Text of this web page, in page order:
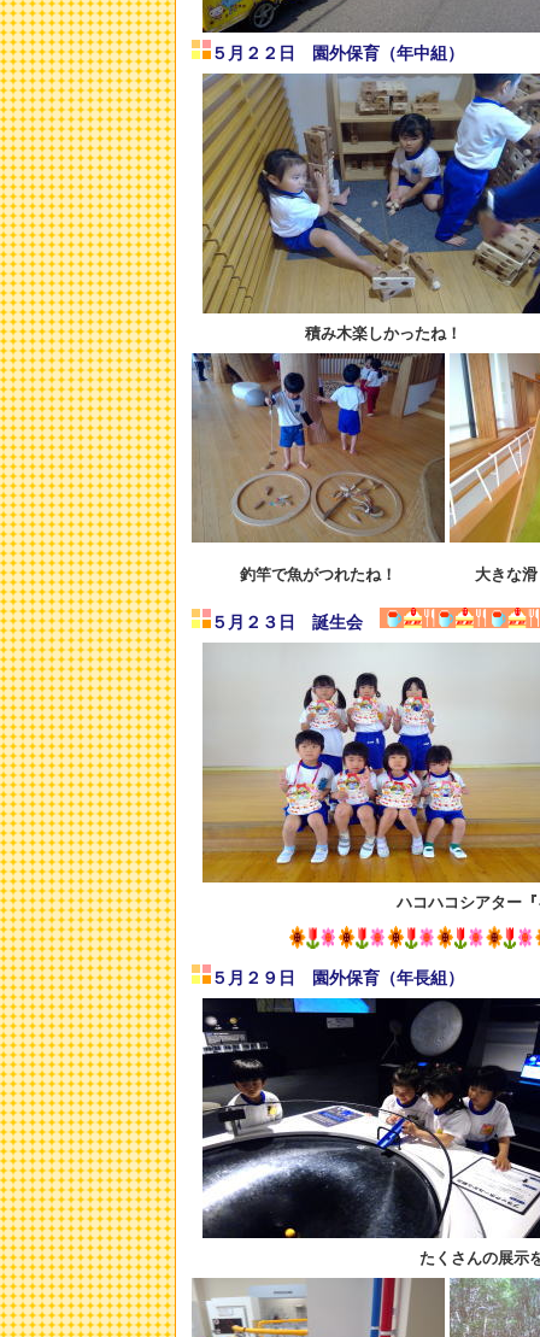
５月２２日 園外保育（年中組）
積み木楽しかったね！
釣竿で魚がつれたね！ 大きな
５月２３日 誕生会
ハコハコシアター
５月２９日 園外保育（年長組）
たくさんの展示